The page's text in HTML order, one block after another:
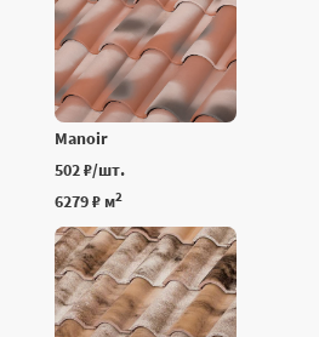
Manoir
502 ₽/шт.
6279 ₽ м2